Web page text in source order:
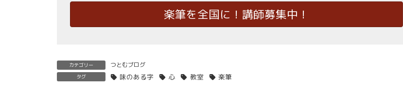
楽筆を全国に！講師募集中！
カテゴリー つとむブログ
タグ 味のある字 心 教室 楽筆